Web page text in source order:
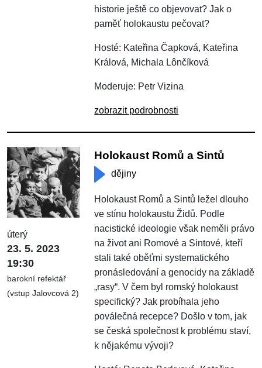
historie ještě co objevovat? Jak o
paměť holokaustu pečovat?
Hosté: Kateřina Čapková, Kateřina
Králová, Michala Lônčíková
Moderuje: Petr Vizina
zobrazit podrobnosti
úterý
23. 5. 2023
19:30
barokní refektář
(vstup Jalovcová 2)
Holokaust Romů a Sintů
dějiny
Holokaust Romů a Sintů ležel dlouho
ve stínu holokaustu Židů. Podle
nacistické ideologie však neměli právo
na život ani Romové a Sintové, kteří
stali také oběťmi systematického
pronásledování a genocidy na základě
„rasy“. V čem byl romský holokaust
specifický? Jak probíhala jeho
poválečná recepce? Došlo v tom, jak
se česká společnost k problému staví,
k nějakému vývoji?